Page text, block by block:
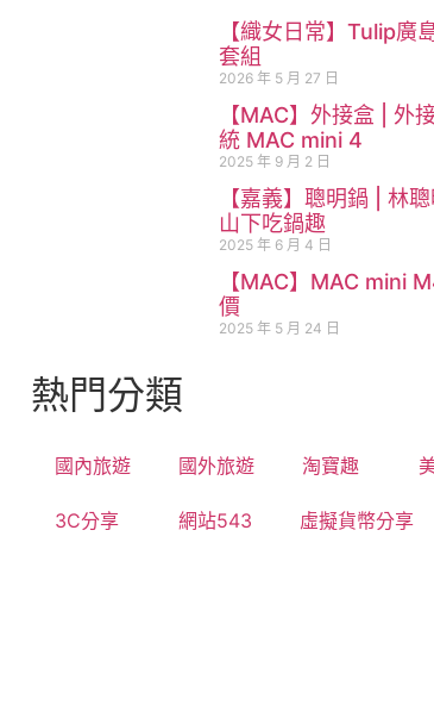
【織女日常】Tulip廣
套組
2026 年 5 月 27 日
【MAC】外接盒 | 外
統 MAC mini 4
2025 年 9 月 2 日
【嘉義】聰明鍋 | 林
山下吃鍋趣
2025 年 6 月 4 日
【MAC】MAC mini
價
2025 年 5 月 24 日
熱門分類
國內旅遊 國外旅遊 淘寶趣
3C分享 網站543 虛擬貨幣分享